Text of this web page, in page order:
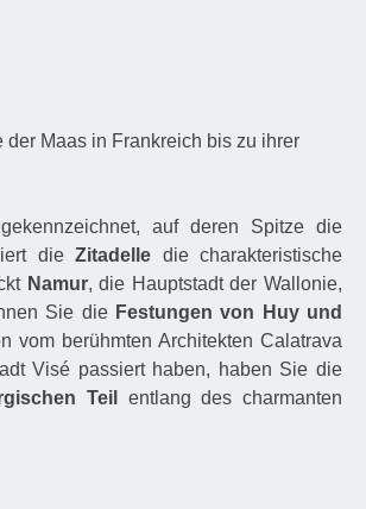
der Maas in Frankreich bis zu ihrer
auf deren Spitze die
dieZitadelle die charakteristische
Namur, die Hauptstadt der Wallonie,
Sie die Festungen von Huy und
vom berühmten Architekten Calatrava
Visé passiert haben, haben Sie die
Teil
entlang des charmanten